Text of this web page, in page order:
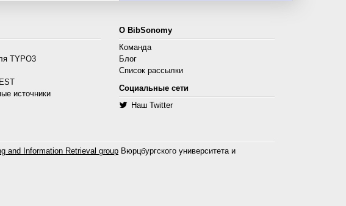
TYPO3
источники
О BibSonomy
Команда
Блог
Список рассылки
Социальные сети
Наш Twitter
and Information Retrieval group Вюрцбургского университета и